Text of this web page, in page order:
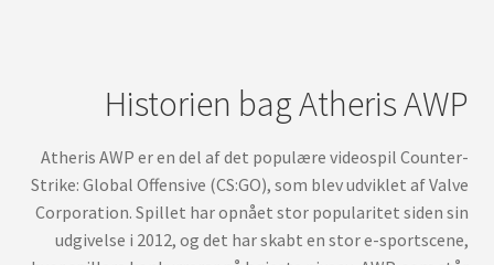
Historien bag Atheris AWP
Atheris AWP er en del af det populære videospil Counter-
Strike: Global Offensive (CS:GO), som blev udviklet af Valve
Corporation. Spillet har opnået stor popularitet siden sin
udgivelse i 2012, og det har skabt en stor e-sportscene,